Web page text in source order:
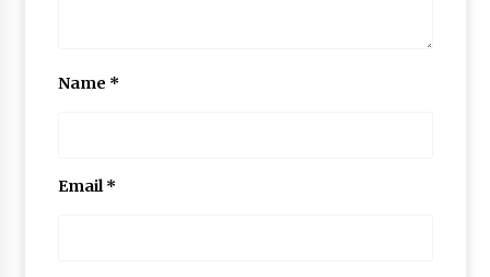
Name *
Email*